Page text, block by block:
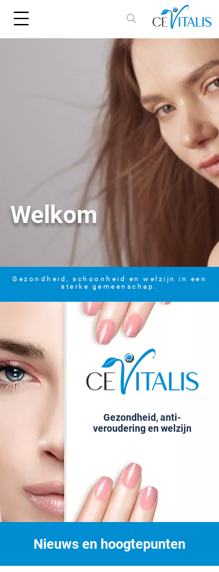
Welkom
Gezondheid, schoonheid en welzijn in een
sterke gemeenschap.
Gezondheid, anti-
veroudering en welzijn
Nieuws en hoogtepunten